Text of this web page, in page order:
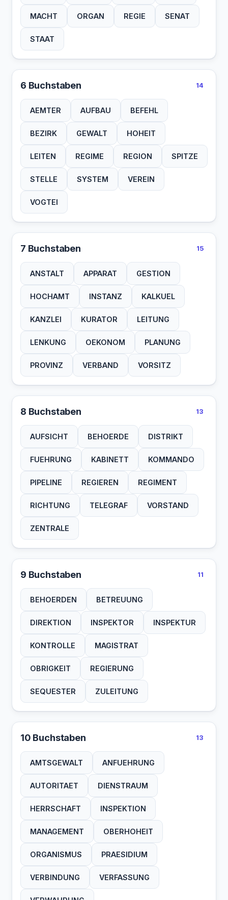
MACHT ORGAN REGIE SENAT
STAAT
6 Buchstaben 14
AEMTER AUFBAU BEFEHL
BEZIRK GEWALT HOHEIT
LEITEN REGIME REGION SPITZE
STELLE SYSTEM VEREIN
VOGTEI
7 Buchstaben 15
ANSTALT APPARAT GESTION
HOCHAMT INSTANZ KALKUEL
KANZLEI KURATOR LEITUNG
LENKUNG OEKONOM PLANUNG
PROVINZ VERBAND VORSITZ
8 Buchstaben 13
AUFSICHT BEHOERDE DISTRIKT
FUEHRUNG KABINETT KOMMANDO
PIPELINE REGIEREN REGIMENT
RICHTUNG TELEGRAF VORSTAND
ZENTRALE
9 Buchstaben 11
BEHOERDEN BETREUUNG
DIREKTION INSPEKTOR INSPEKTUR
KONTROLLE MAGISTRAT
OBRIGKEIT REGIERUNG
SEQUESTER ZULEITUNG
10 Buchstaben 13
AMTSGEWALT ANFUEHRUNG
AUTORITAET DIENSTRAUM
HERRSCHAFT INSPEKTION
MANAGEMENT OBERHOHEIT
ORGANISMUS PRAESIDIUM
VERBINDUNG VERFASSUNG